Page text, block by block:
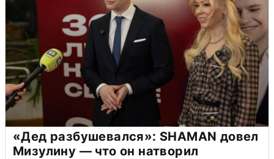
«Дед разбушевался»: SHAMAN довел
Мизулину — что он натворил